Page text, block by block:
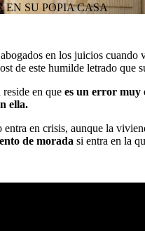
SU POPIA CASA
en los juicios
de este humilde letrado que
en que es un error muy
ella.
en crisis, aunque la
de morada si entra en la